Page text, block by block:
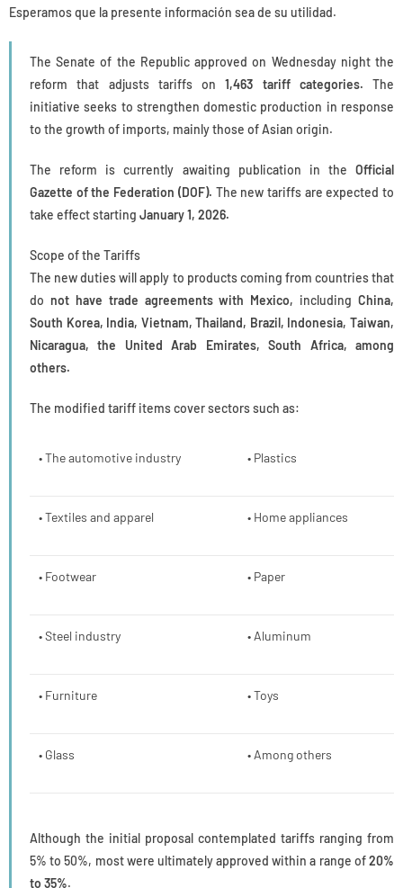
Esperamos que la presente información sea de su utilidad.
The Senate of the Republic approved on Wednesday night the
reform that adjusts tariffs on1,463 tariff categories. The
initiative seeks to strengthen domestic production in response
to the growth of imports, mainly those of Asian origin.
The reform is currently awaiting publication in the Official
Gazette of the Federation (DOF). The new tariffs are expected to
take effect starting January 1, 2026.
Scope of the Tariffs
The new duties will apply to products coming from countries that
do not have trade agreements with Mexico, including China,
South Korea, India, Vietnam, Thailand, Brazil, Indonesia, Taiwan,
Nicaragua, the United Arab Emirates, South Africa, among
others.
The modified tariff items cover sectors such as:
• The automotive industry • Plastics
• Textiles and apparel • Home appliances
• Footwear • Paper
• Steel industry • Aluminum
• Furniture • Toys
• Glass • Among others
Although the initial proposal contemplated tariffs ranging from
5% to 50%, most were ultimately approved within a range of20%
to 35%.